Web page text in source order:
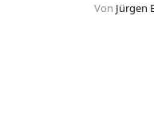
Von Jürgen